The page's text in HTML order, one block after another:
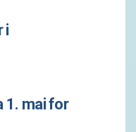
i
1. mai for